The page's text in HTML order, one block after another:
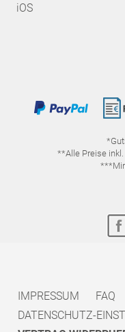
iOS
**Alle Preise
IMPRESSUM FAQ
DATENSCHUTZ-